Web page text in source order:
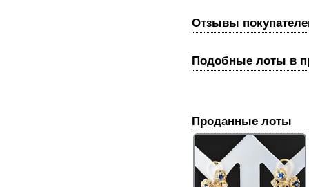
Отзывы
Подобные лоты в
Проданные лоты